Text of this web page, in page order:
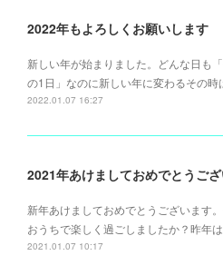
2022年もよろしくお願いします
新しい年が始まりました。どんな日も
の1日」なのに新しい年に変わるその時
2022.01.07 16:27
2021年あけましておめでとうご
新年あけましておめでとうございます
おうちで楽しく過ごしましたか？昨年
2021.01.07 10:17